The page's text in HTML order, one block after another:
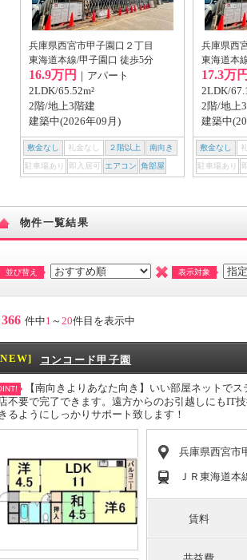
兵庫県西宮市甲子園口２丁目
東海道本線/甲子園口 徒歩5分
16.9万円 ｜アパート
2LDK/65.52m²
2階/地上3階建
建築中(2026年09月)
敷金なし 礼金なし ２階以上 南向き
駐車場あり 即入居可 エアコン 角部屋
兵庫県西
東海道本
17.3万円
2LDK/
2階/地上
建築中
敷金なし
駐車場あり
物件一覧結果
並び替え 表示対象
366 件中1 ～ 20件目を表示中
コンコード甲子園
【南向きよりあなた向き】いい部屋ネットで
不要で完了できます。遠方からのお引越しにもIT
るようにしっかりサポート致します！
兵庫県西宮市
ＪＲ東海道本
賃料